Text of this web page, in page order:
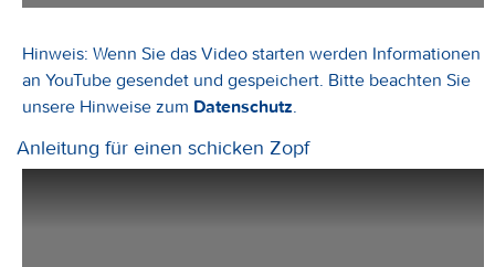
Hinweis: Wenn Sie das Video starten werden Informationen
an YouTube gesendet und gespeichert. Bitte beachten Sie
unsere Hinweise zum Datenschutz
Anleitung für einen schicken Zopf